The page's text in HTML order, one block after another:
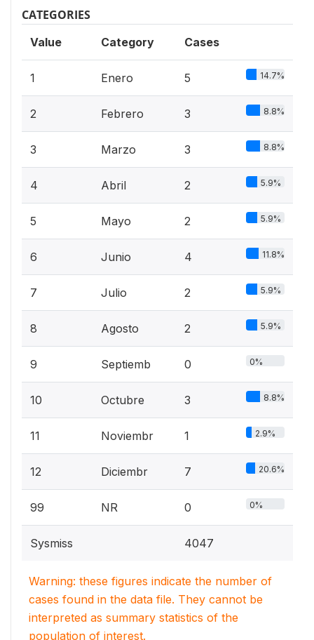
CATEGORIES
Value Category Cases
1 Enero 5 14.7%
2 Febrero 3 8.8%
3 Marzo 3 8.8%
4 Abril 2 5.9%
5 Mayo 2 5.9%
6 Junio 4 11.8%
7 Julio 2 5.9%
8 Agosto 2 5.9%
9 Septiemb 0 0%
10 Octubre 3 8.8%
11 Noviembr 1 2.9%
12 Diciembr 7 20.6%
99 NR 0 0%
Sysmiss 4047
Warning: these figures indicate the number of
cases found in the data file. They cannot be
interpreted as summary statistics of the
population of interest.